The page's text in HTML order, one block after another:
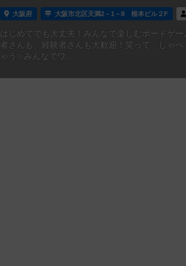
大阪府 大阪市北区天満2－1－8 根本ビル２F
はじめてでも大丈夫！みんなで楽しむボードゲ
者さんも、経験者さんも大歓迎！笑って、しゃ
ゃう✨みんなでワ...